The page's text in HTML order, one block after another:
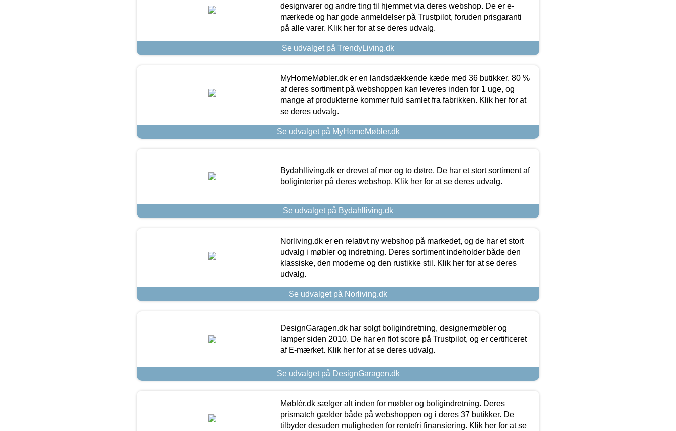
designvarer og andre ting til hjemmet via deres webshop. De er e-
mærkede og har gode anmeldelser på Trustpilot, foruden prisgaranti
på alle varer. Klik her for at se deres udvalg.
Se udvalget på TrendyLiving.dk
MyHomeMøbler.dk er en landsdækkende kæde med 36 butikker. 80 %
af deres sortiment på webshoppen kan leveres inden for 1 uge, og
mange af produkterne kommer fuld samlet fra fabrikken. Klik her for at
se deres udvalg.
Se udvalget på MyHomeMøbler.dk
Bydahlliving.dk er drevet af mor og to døtre. De har et stort sortiment af
boliginteriør på deres webshop. Klik her for at se deres udvalg.
Se udvalget på Bydahlliving.dk
Norliving.dk er en relativt ny webshop på markedet, og de har et stort
udvalg i møbler og indretning. Deres sortiment indeholder både den
klassiske, den moderne og den rustikke stil. Klik her for at se deres
udvalg.
Se udvalget på Norliving.dk
DesignGaragen.dk har solgt boligindretning, designermøbler og
lamper siden 2010. De har en flot score på Trustpilot, og er certificeret
af E-mærket. Klik her for at se deres udvalg.
Se udvalget på DesignGaragen.dk
Møblér.dk sælger alt inden for møbler og boligindretning. Deres
prismatch gælder både på webshoppen og i deres 37 butikker. De
tilbyder desuden muligheden for rentefri finansiering. Klik her for at se